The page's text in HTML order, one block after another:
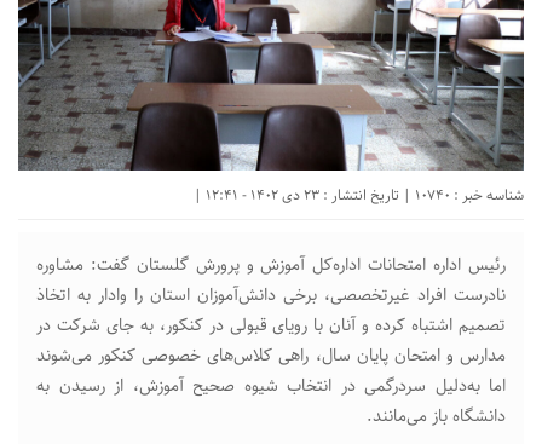
شناسه خبر : 10740 | تاریخ انتشار : 23 دی 1402 - 12:41 |
رئیس اداره امتحانات اداره‌کل آموزش و پرورش گلستان گفت: مشاوره
نادرست افراد غیرتخصصی، برخی دانش‌آموزان استان را وادار به اتخاذ
تصمیم اشتباه کرده و آنان با رویای قبولی در کنکور، به جای شرکت در
مدارس و امتحان پایان سال، راهی کلاس‌های خصوصی کنکور می‌شوند
اما به‌دلیل سردرگمی در انتخاب شیوه صحیح آموزش، از رسیدن به
دانشگاه باز می‌مانند.